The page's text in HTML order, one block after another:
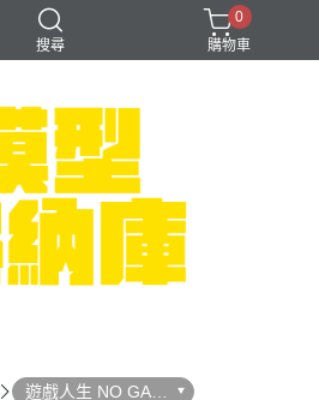
搜尋
可以色色
崩壞：星穹鐵道
0
購物車
遊戲人生 NO GAM